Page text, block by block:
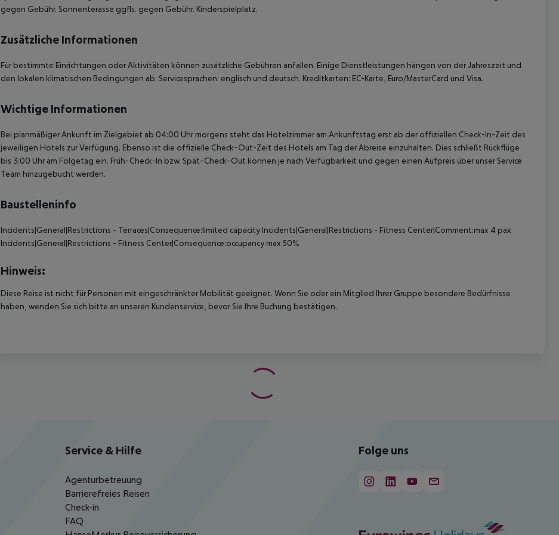
gegen Gebühr. Sonnenterasse ggfls. gegen Gebühr. Kinderspielplatz.
Zusätzliche Informationen
Für bestimmte Einrichtungen oder Aktivitäten können zusätzliche Gebühren anfallen. Einige Dienstleistungen hängen von der Jahreszeit und
den lokalen klimatischen Bedingungen ab. Servicesprachen: englisch und deutsch. Kreditkarten: EC-Karte, Euro/MasterCard und Visa.
Wichtige Informationen
Bei planmäßiger Ankunft im Zielgebiet ab 04:00 Uhr morgens steht das Hotelzimmer am Ankunftstag erst ab der offiziellen Check-In-Zeit des
jeweiligen Hotels zur Verfügung. Ebenso ist die offizielle Check-Out-Zeit des Hotels am Tag der Abreise einzuhalten. Dies schließt Rückflüge
bis 3:00 Uhr am Folgetag ein. Früh-Check-In bzw. Spät-Check-Out können je nach Verfügbarkeit und gegen einen Aufpreis über unser Service
Team hinzugebucht werden.
Baustelleninfo
Incidents|General|Restrictions - Terraces|Consequence:limited capacity Incidents|General|Restrictions - Fitness Center|Comment:max 4 pax
Incidents|General|Restrictions - Fitness Center|Consequence:occupancy max 50%
Hinweis:
Diese Reise ist nicht für Personen mit eingeschränkter Mobilität geeignet. Wenn Sie oder ein Mitglied Ihrer Gruppe besondere Bedürfnisse
haben, wenden Sie sich bitte an unseren Kundenservice, bevor Sie Ihre Buchung bestätigen.
Service & Hilfe
Agenturbetreuung
Barrierefreies Reisen
Check-in
FAQ
Folge uns